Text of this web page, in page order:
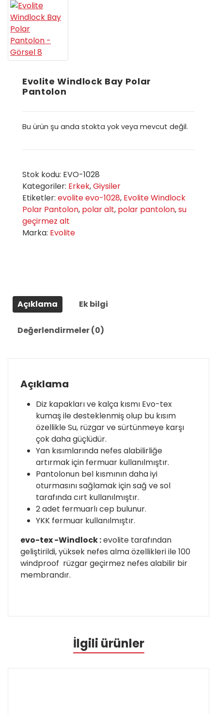
Evolite Windlock Bay Polar
Pantolon
Bu ürün şu anda stokta yok veya mevcut değil.
Stok kodu: EVO-1028
Kategoriler: Erkek,Giysiler
Etiketler: evolite evo-1028, Evolite Windlock
Polar Pantolon, polar alt, polar pantolon,su
geçirmez alt
Marka: Evolite
Açıklama Ek bilgi
Değerlendirmeler (0)
Açıklama
Diz kapakları ve kalça kısmı Evo-tex
kumaş ile desteklenmiş olup bu kısım
özellikle Su, rüzgar ve sürtünmeye karşı
çok daha güçlüdür.
Yan kısımlarında nefes alabilirliğe
artırmak için fermuar kullanılmıştır.
Pantolonun bel kısmının daha iyi
oturmasını sağlamak için sağ ve sol
tarafında cırt kullanılmıştır.
2 adet fermuarlı cep bulunur.
YKK fermuar kullanılmıştır.
evo-tex -Windlock :evolite tarafından
geliştirildi, yüksek nefes alma özellikleri ile 100
windproof rüzgar geçirmez nefes alabilir bir
membrandır.
İlgili ürünler